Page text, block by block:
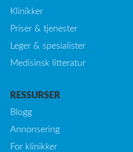
Klinikker
Priser & tjenester
Leger & spesialister
Medisinsk litteratur
RESSURSER
Blogg
Annonsering
For klinikker